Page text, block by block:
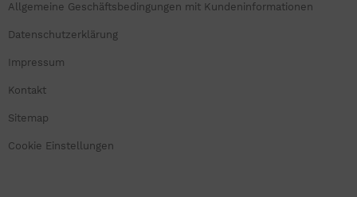
Allgemeine Geschäftsbedingungen mit Kundeninformationen
Datenschutzerklärung
Impressum
Kontakt
Sitemap
Cookie Einstellungen